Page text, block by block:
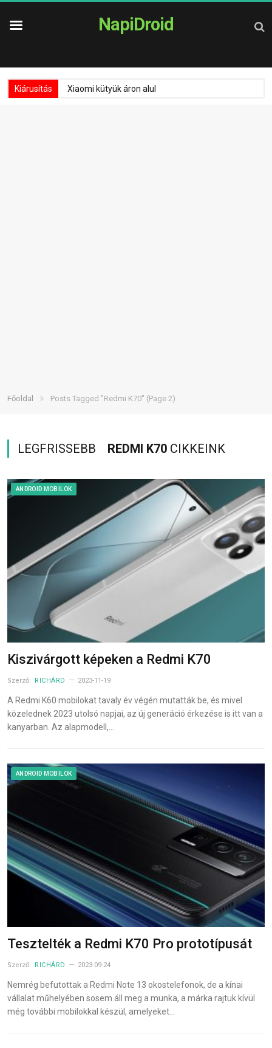
NapiDroid
Kiárusítás Xiaomi kütyük áron alul
Főoldal » Posts Tagged "Redmi K70" (Page 2)
LEGFRISSEBB REDMI K70 CIKKEINK
ANDROID MOBILOK
Kiszivárgott képeken a Redmi K70
Szerző: RICHÁRD 2023-11-19
A Redmi K60 mobilokat tavaly év végén mutatták be, és mivel
közelednek 2023 utolsó napjai, az új generáció érkezése is itt van a
kanyarban. Az alapmodell,…
ANDROID MOBILOK
Tesztelték a Redmi K70 Pro prototípusát
Szerző: RICHÁRD 2023-09-24
Nemrég befutottak a Redmi Note 13 okostelefonok, de a kínai
vállalat műhelyében sosem áll meg a munka, a márka rajtuk kívül
még további mobilokkal készül, amelyeket…